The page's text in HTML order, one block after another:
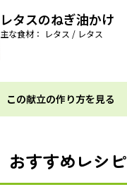
レタスのねぎ油かけ
主な食材： レタス / レタス
この献立の作り方を見る
おすすめレシピ